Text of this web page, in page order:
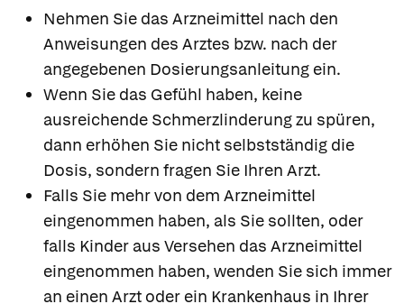
Nehmen Sie das Arzneimittel nach den
Anweisungen des Arztes bzw. nach der
angegebenen Dosierungsanleitung ein.
Wenn Sie das Gefühl haben, keine
ausreichende Schmerzlinderung zu spüren,
dann erhöhen Sie nicht selbstständig die
Dosis, sondern fragen Sie Ihren Arzt.
Falls Sie mehr von dem Arzneimittel
eingenommen haben, als Sie sollten, oder
falls Kinder aus Versehen das Arzneimittel
eingenommen haben, wenden Sie sich immer
an einen Arzt oder ein Krankenhaus in Ihrer